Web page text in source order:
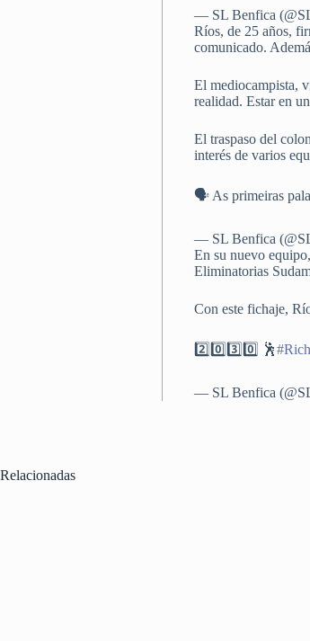
— SL Benfica
Ríos, de 25 años,
comunicado.
El mediocampista,
realidad. Estar en
El traspaso del
interés de varios
🗣️ As primeiras
— SL Benfica
En su nuevo
Eliminatorias
Con este fichaje,
2️⃣0️⃣3️⃣0️⃣ 🕺
— SL Benfica
Relacionadas